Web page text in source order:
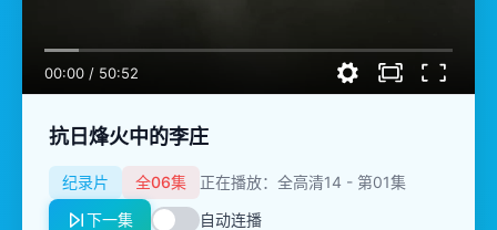
00:00 / 50:52
抗日烽火中的李庄
纪录片 全06集
正在播放：全高清14 - 第01集
下一集
自动连播